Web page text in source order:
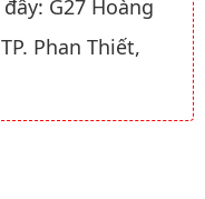
G27 Hoàng
Phan Thiết,